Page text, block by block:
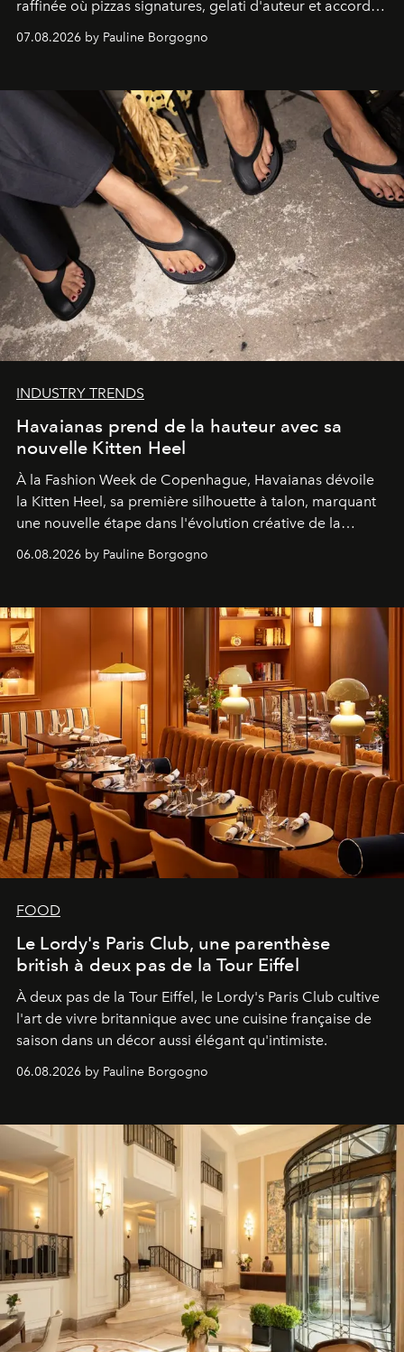
raffinée où pizzas signatures, gelati d'auteur et accords
07.08.2026 by Pauline Borgogno
INDUSTRY TRENDS
Havaianas prend de la hauteur avec sa
nouvelle Kitten Heel
À la Fashion Week de Copenhague, Havaianas dévoile
la Kitten Heel, sa première silhouette à talon, marquant
une nouvelle étape dans l'évolution créative de la
06.08.2026 by Pauline Borgogno
FOOD
Le Lordy's Paris Club, une parenthèse
british à deux pas de la Tour Eiffel
À deux pas de la Tour Eiffel, le Lordy's Paris Club cultive
l'art de vivre britannique avec une cuisine française de
saison dans un décor aussi élégant qu'intimiste.
06.08.2026 by Pauline Borgogno